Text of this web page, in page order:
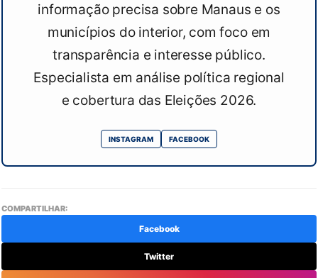
informação precisa sobre Manaus e os
municípios do interior, com foco em
transparência e interesse público.
Especialista em análise política regional
e cobertura das Eleições 2026.
INSTAGRAM FACEBOOK
COMPARTILHAR:
Facebook
Twitter